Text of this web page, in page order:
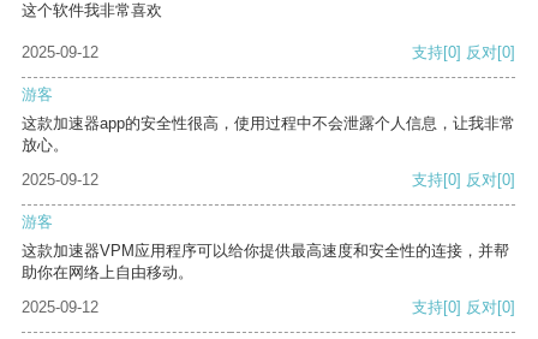
这个软件我非常喜欢
2025-09-12 支持[0] 反对[0]
游客
这款加速器app的安全性很高，使用过程中不会泄露个人信息，让我非常
放心。
2025-09-12
支持[0] 反对[0]
游客
这款加速器VPM应用程序可以给你提供最高速度和安全性的连接，并帮
助你在网络上自由移动。
2025-09-12
支持[0] 反对[0]